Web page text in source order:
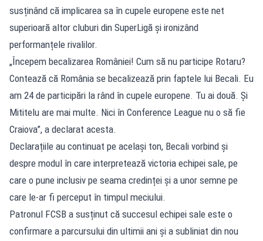
susținând că implicarea sa în cupele europene este net
superioară altor cluburi din SuperLigă și ironizând
performanțele rivalilor.
„Începem becalizarea României! Cum să nu participe Rotaru?
Contează că România se becalizează prin faptele lui Becali. Eu
am 24 de participări la rând în cupele europene. Tu ai două. Și
Mititelu are mai multe. Nici în Conference League nu o să fie
Craiova”, a declarat acesta.
Declarațiile au continuat pe același ton, Becali vorbind și
despre modul în care interpretează victoria echipei sale, pe
care o pune inclusiv pe seama credinței și a unor semne pe
care le-ar fi perceput în timpul meciului.
Patronul FCSB a susținut că succesul echipei sale este o
confirmare a parcursului din ultimii ani și a subliniat din nou